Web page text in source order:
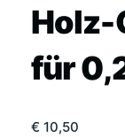
Holz-
für
€ 10,50